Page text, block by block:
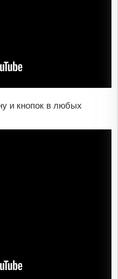
и кнопок в любых